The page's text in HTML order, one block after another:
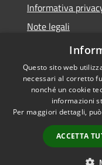
Informativa
Note legali
Dichiarazione di
Accessibilità
Questo sito web
necessari al corretto
nonché un cookie
informazioni
Per maggiori dettagli,
ACCETTA